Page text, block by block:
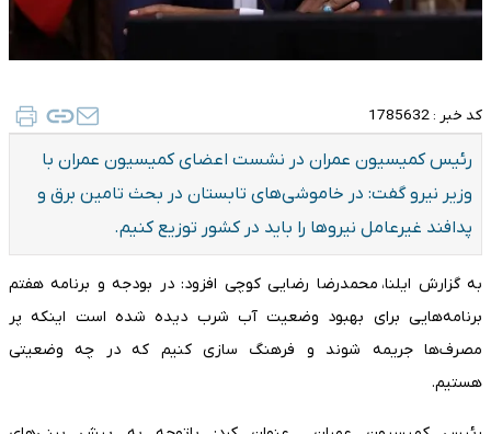
کد خبر : 1785632
رئیس کمیسیون عمران در نشست اعضای کمیسیون عمران با
وزیر نیرو گفت: در خاموشی‌های تابستان در بحث تامین برق و
پدافند غیرعامل نیرو‌ها را باید در کشور توزیع کنیم.
به گزارش ایلنا، محمدرضا رضایی کوچی افزود: در بودجه و برنامه هفتم
برنامه‌هایی برای بهبود وضعیت آب شرب دیده شده است اینکه پر
مصرف‌ها جریمه شوند و‌ فرهنگ سازی کنیم که در چه وضعیتی
هستیم.